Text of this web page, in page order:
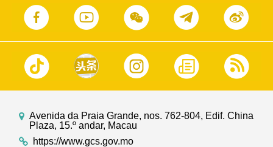
Avenida da Praia Grande, nos. 762-804, Edif. China
Plaza, 15.º andar, Macau
https://www.gcs.gov.mo